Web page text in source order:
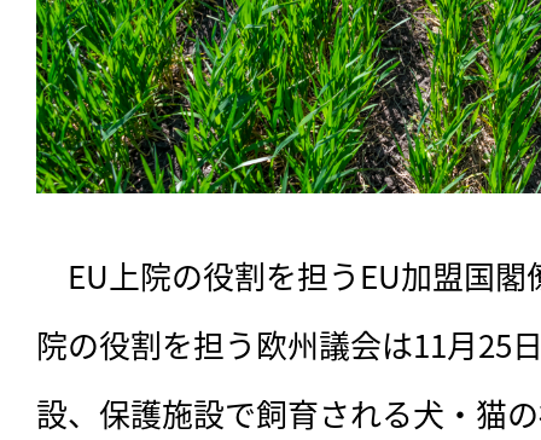
EU上院の役割を担うEU加盟国閣
院の役割を担う欧州議会は11月25
設、保護施設で飼育される犬・猫